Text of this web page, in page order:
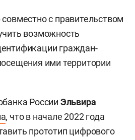
с правительством
возможность
граждан-
ими территории
России Эльвира
, что в начале 2022 года
прототип цифрового